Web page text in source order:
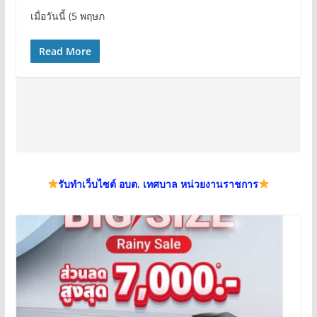
เมื่อ​วันนี้ (5 พฤษภ
Read More
รับทำเว็บไซต์ อบต. เทศบาล หน่วยงานราชการ